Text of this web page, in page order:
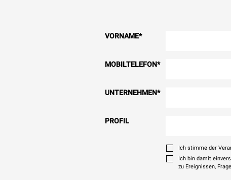
VORNAME*
MOBILTELEFON*
UNTERNEHMEN*
PROFIL
Ich stimme der
Ich bin damit
zu Ereignissen,